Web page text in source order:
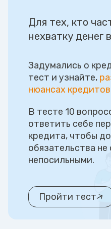
Для тех, кто
нехватку денег
Задумались о
тест и узнайте,
нюансах
В тесте 10
ответить себе
кредита, чтобы
обязательства не
непосильными.
Пройти тест